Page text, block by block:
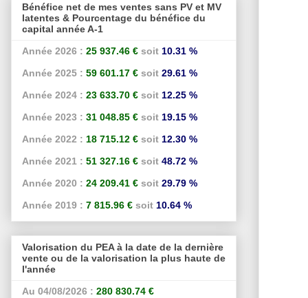
Bénéfice net de mes ventes sans PV et MV
latentes & Pourcentage du bénéfice du
capital année A-1
Année 2026 : 25 937.46 € soit 10.31 %
Année 2025 : 59 601.17 € soit 29.61 %
Année 2024 : 23 633.70 € soit 12.25 %
Année 2023 : 31 048.85 € soit 19.15 %
Année 2022 : 18 715.12 € soit 12.30 %
Année 2021 : 51 327.16 € soit 48.72 %
Année 2020 : 24 209.41 € soit 29.79 %
Année 2019 : 7 815.96 € soit 10.64 %
Valorisation du PEA à la date de la dernière
vente ou de la valorisation la plus haute de
l'année
Au 04/08/2026 : 280 830.74 €